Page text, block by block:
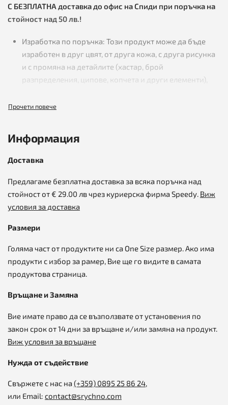
С БЕЗПЛАТНА доставка до офис на Спиди при поръчка на
стойност над 50 лв.!
Изработка по поръчка: Този продукт може да бъде
изработен в друг цвят, от друга кожа, с друга рисунка
и с промяна на детайлите (хастар, брой
разпределения, ципове, копчета и други елементи),
уточняват срок и цена за изработка!
кожа
Информация
Доставка
Предлагаме безплатна доставка за всяка поръчка над
стойност от € 29.00 лв чрез куриерска фирма Speedy. Виж
условия за доставка
Размери
Голяма част от продуктите ни са One Size размер. Ако има
продукти с избор за рамер, Вие ще го видите в самата
продуктова страница.
Връщане и Замяна
Вие имате право да се възползвате от установения по
закон срок от 14 дни за връщане и/или замяна на продукт.
Виж условия за връщане
Нужда от съдействие
Свържете с нас на(+359) 0895 25 86 24,
или Email: contact@srychno.com